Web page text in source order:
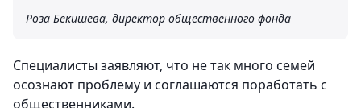
Роза Бекишева, директор общественного фонда
Специалисты заявляют, что не так много семей
осознают проблему и соглашаются поработать с
общественниками.